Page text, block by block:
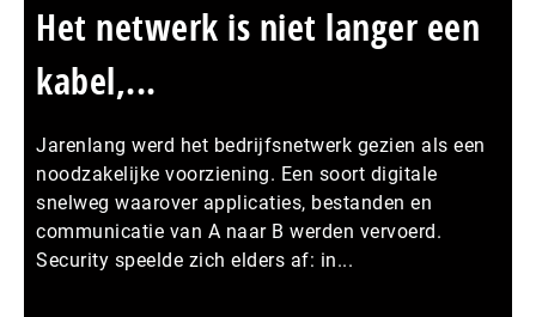
Het netwerk is niet langer een
kabel,...
Jarenlang werd het bedrijfsnetwerk gezien als een
noodzakelijke voorziening. Een soort digitale
snelweg waarover applicaties, bestanden en
communicatie van A naar B werden vervoerd.
Security speelde zich elders af: in...